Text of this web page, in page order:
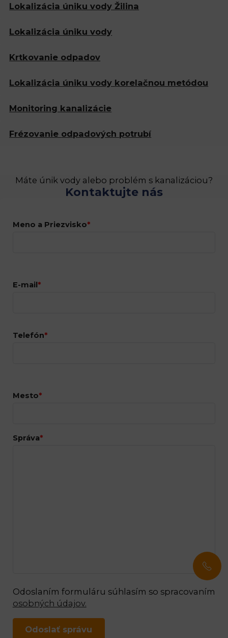
Lokalizácia úniku vody Žilina
Lokalizácia úniku vody
Krtkovanie odpadov
Lokalizácia úniku vody korelačnou metódou
Monitoring kanalizácie
Frézovanie odpadových potrubí
Máte únik vody alebo problém s kanalizáciou?
Kontaktujte nás
Meno a Priezvisko*
E-mail*
Telefón*
Mesto*
Správa*
Odoslaním formuláru súhlasím so spracovaním
osobných údajov.